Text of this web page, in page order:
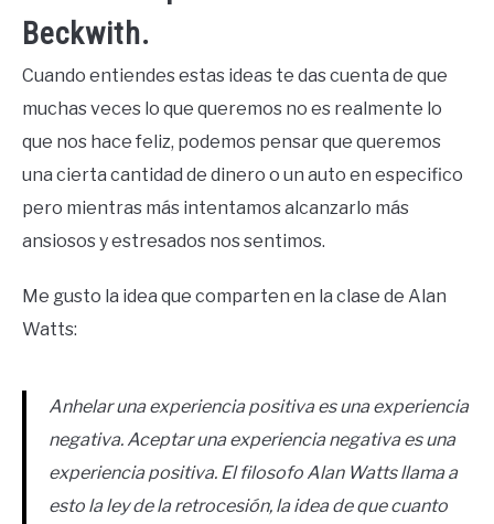
Beckwith.
Cuando entiendes estas ideas te das cuenta de que
muchas veces lo que queremos no es realmente lo
que nos hace feliz, podemos pensar que queremos
una cierta cantidad de dinero o un auto en especifico
pero mientras más intentamos alcanzarlo más
ansiosos y estresados nos sentimos.
Me gusto la idea que comparten en la clase de Alan
Watts:
Anhelar una experiencia positiva es una experiencia
negativa. Aceptar una experiencia negativa es una
experiencia positiva. El filosofo Alan Watts llama a
esto la ley de la retrocesión, la idea de que cuanto